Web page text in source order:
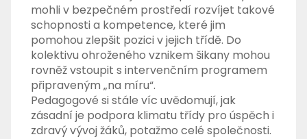
mohli v bezpečném prostředí rozvíjet takové
schopnosti a kompetence, které jim
pomohou zlepšit pozici v jejich třídě. Do
kolektivu ohroženého vznikem šikany mohou
rovněž vstoupit s intervenčním programem
připraveným „na míru“.
Pedagogové si stále víc uvědomují, jak
zásadní je podpora klimatu třídy pro úspěch i
zdravý vývoj žáků, potažmo celé společnosti.